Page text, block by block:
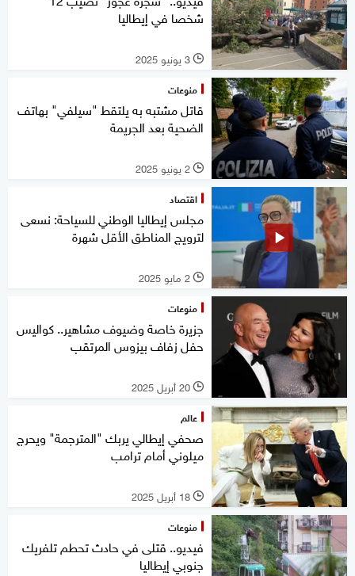
شخصا في إيطاليا
l 3 يونيو 2025
منوعات
قاتل مشتبه به يلتقط "سيلفي" بهاتف
الضحية بعد الجريمة
l 2 يونيو 2025
اقتصاد
مجلس إيطاليا الوطني للسياحة: نسعى
لترويج المناطق الأقل شهرة
l 2 مايو 2025
منوعات
جزيرة خاصة وضيوف مشاهير.. كواليس
حفل زفاف بيزوس المرتقب
l 20 أبريل 2025
عالم
صحفي إيطالي يربك "المترجمة" ويحرج
ميلوني أمام ترامب
l 18 أبريل 2025
منوعات
فيديو.. قتلى في حادث تحطم تلفريك
جنوبي إيطاليا